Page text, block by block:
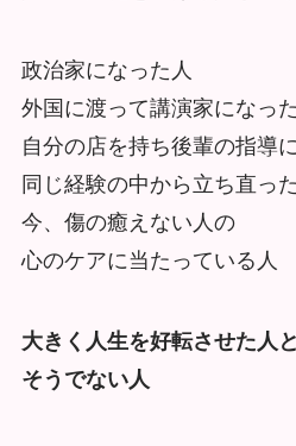
政治家になった人
外国に渡って講演家になっ
自分の店を持ち後輩の指導
同じ経験の中から立ち直っ
今、傷の癒えない人の
心のケアに当たっている人
大きく人生を好転させた人と
そうでない人